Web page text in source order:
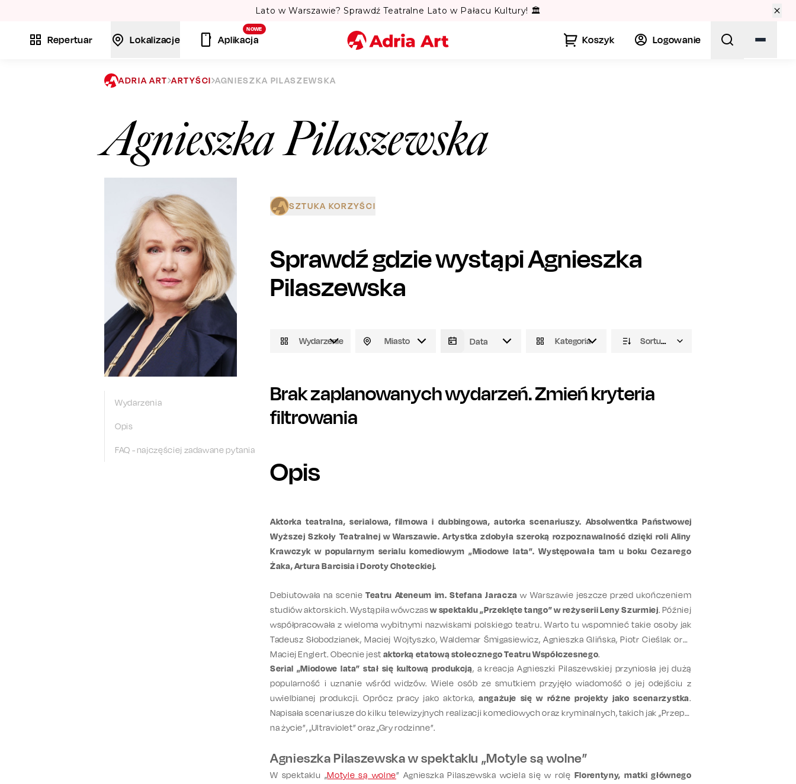
Lato w Warszawie? Sprawdź Teatralne Lato w Pałacu Kultury! 🏛️
Repertuar Lokalizacje
NOWE
Aplikacja Koszyk Logowanie
Szukaj
ADRIA ART ARTYŚCI AGNIESZKA PILASZEWSKA
Agnieszka Pilaszewska
Wydarzenia
Opis
FAQ - najczęściej zadawane pytania
SZTUKA KORZYŚCI
Sprawdź gdzie wystąpiAgnieszka
Pilaszewska
Wydarzenie Miasto Kategoria Sortuj domyślnie
Brak zaplanowanych wydarzeń. Zmień kryteria
filtrowania
Opis
Aktorka teatralna, serialowa, filmowa i dubbingowa, autorka scenariuszy. Absolwentka Państwowej
Wyższej Szkoły Teatralnej w Warszawie. Artystka zdobyła szeroką rozpoznawalność dzięki roli Aliny
Krawczyk w popularnym serialu komediowym „Miodowe lata”. Występowała tam u boku Cezarego
Żaka, Artura Barcisia i Doroty Choteckiej.
Debiutowała na scenieTeatru Ateneum im. Stefana Jaracza w Warszawie jeszcze przed ukończeniem
studiów aktorskich. Wystąpiła wówczasw spektaklu „Przeklęte tango” w reżyserii Leny Szurmiej. Później
współpracowała z wieloma wybitnymi nazwiskami polskiego teatru. Warto tu wspomnieć takie osoby jak
Tadeusz Słobodzianek, Maciej Wojtyszko, Waldemar Śmigasiewicz, Agnieszka Glińska, Piotr Cieślak oraz
Maciej Englert. Obecnie jest aktorką etatową stołecznego Teatru Współczesnego.
Serial „Miodowe lata” stał się kultową produkcją, a kreacja Agnieszki Pilaszewskiej przyniosła jej dużą
popularność i uznanie wśród widzów. Wiele osób ze smutkiem przyjęło wiadomość o jej odejściu z
uwielbianej produkcji. Oprócz pracy jako aktorka, angażuje się w różne projekty jako scenarzystka.
Napisała scenariusze do kilku telewizyjnych realizacji komediowych oraz kryminalnych, takich jak „Przepis
na życie”, „Ultraviolet” oraz „Gry rodzinne”.
Agnieszka Pilaszewska w spektaklu „Motyle są wolne”
W spektaklu „Motyle są wolne” Agnieszka Pilaszewska wciela się w rolę Florentyny, matki głównego